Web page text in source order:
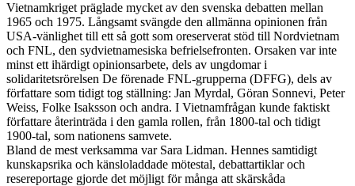
Vietnamkriget präglade mycket av den svenska debatten mellan
1965 och 1975. Långsamt svängde den allmänna opinionen från
USA-vänlighet till ett så gott som oreserverat stöd till Nordvietnam
och FNL, den sydvietnamesiska befrielsefronten. Orsaken var inte
minst ett ihärdigt opinionsarbete, dels av ungdomar i
solidaritetsrörelsen De förenade FNL-grupperna (DFFG), dels av
författare som tidigt tog ställning: Jan Myrdal, Göran Sonnevi, Peter
Weiss, Folke Isaksson och andra. I Vietnamfrågan kunde faktiskt
författare återinträda i den gamla rollen, från 1800-tal och tidigt
1900-tal, som nationens samvete.
Bland de mest verksamma var Sara Lidman. Hennes samtidigt
kunskapsrika och känsloladdade mötestal, debattartiklar och
resereportage gjorde det möjligt för många att skärskåda